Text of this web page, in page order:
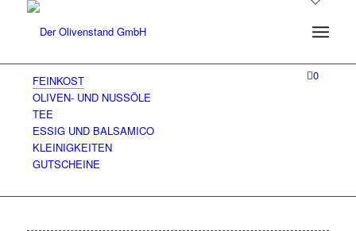
0
FEINKOST
OLIVEN- UND NUSSÖLE
TEE
ESSIG UND BALSAMICO
KLEINIGKEITEN
GUTSCHEINE